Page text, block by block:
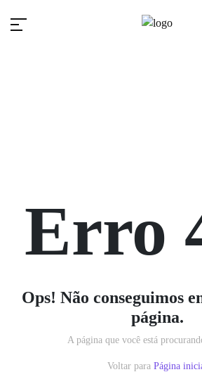
Erro
Ops! Não conseguimos
página.
A página que você está
Voltar para Página